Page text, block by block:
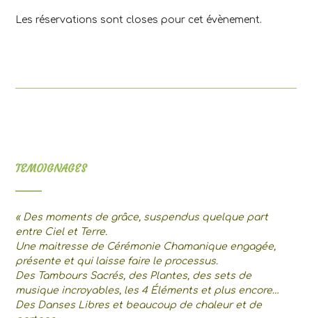
Les réservations sont closes pour cet évènement.
TEMOIGNAGES
« Des moments de grâce, suspendus quelque part
entre Ciel et Terre.
Une maitresse de Cérémonie Chamanique engagée,
présente et qui laisse faire le processus.
Des Tambours Sacrés, des Plantes, des sets de
musique incroyables, les 4 Éléments et plus encore…
Des Danses Libres et beaucoup de chaleur et de